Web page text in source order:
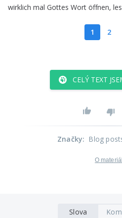
wirklich mal Gottes Wort öffnen,
1 2
CELÝ TEXT
Značky: Blog
O
Slova